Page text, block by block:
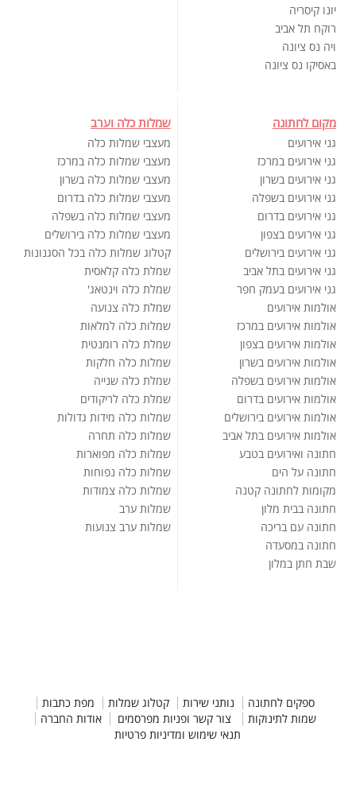
יונו קיסריה
רוקח תל אביב
ויה נס ציונה
באסיקו נס ציונה
מקום לחתונה
גני אירועים
גני אירועים במרכז
גני אירועים בשרון
גני אירועים בשפלה
גני אירועים בדרום
גני אירועים בצפון
גני אירועים בירושלים
גני אירועים בתל אביב
גני אירועים בעמק חפר
אולמות אירועים
אולמות אירועים במרכז
אולמות אירועים בצפון
אולמות אירועים בשרון
אולמות אירועים בשפלה
אולמות אירועים בדרום
אולמות אירועים בירושלים
אולמות אירועים בתל אביב
חתונה ואירועים בטבע
חתונה על הים
מקומות לחתונה קטנה
חתונה בבית מלון
חתונה עם בריכה
חתונה במסעדה
שבת חתן במלון
שמלות כלה וערב
מעצבי שמלות כלה
מעצבי שמלות כלה במרכז
מעצבי שמלות כלה בשרון
מעצבי שמלות כלה בדרום
מעצבי שמלות כלה בשפלה
מעצבי שמלות כלה בירושלים
קטלוג שמלות כלה בכל הסגנונות
שמלת כלה קלאסית
שמלת כלה וינטאג'
שמלת כלה צנועה
שמלות כלה למלאות
שמלת כלה רומנטית
שמלות כלה חלקות
שמלת כלה שנייה
שמלת כלה לריקודים
שמלות כלה מידות גדולות
שמלות כלה תחרה
שמלות כלה מפוארות
שמלות כלה נפוחות
שמלות כלה צמודות
שמלות ערב
שמלות ערב צנועות
ספקים לחתונה נותני שירות קטלוג שמלות
מפת כתבות
שמות לתינוקות
צור קשר ופניות מפרסמים
אודות החברה
תנאי שימוש ומדיניות פרטיות